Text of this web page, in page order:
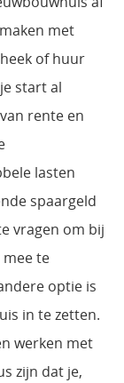
met
of huur
start al
rente en
lasten
spaargeld
vragen om bij
te
optie is
in te zetten.
werken met
zijn dat je,